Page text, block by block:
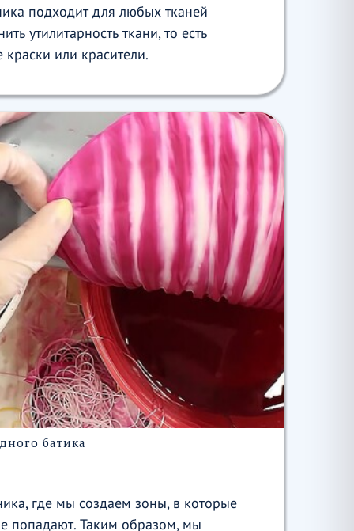
подходит для любых тканей
утилитарность ткани, то есть
или красители.
батика
где мы создаем зоны, в которые
попадают. Таким образом, мы